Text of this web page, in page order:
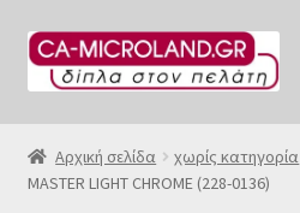
Απευθείας
μετάβαση
Μετάβαση
σε
Αρχική
Η Eταιρία μας
Αρχική σελίδα χωρίς κατηγορία
MASTER LIGHT CHROME (228-0136)